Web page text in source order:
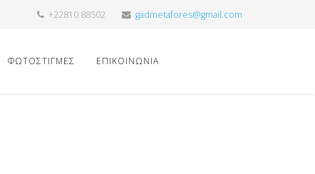
+22810 88502 gadmetafores@gmail.com
ΦΩΤΟΣΤΙΓΜΕΣ ΕΠΙΚΟΙΝΩΝΙΑ